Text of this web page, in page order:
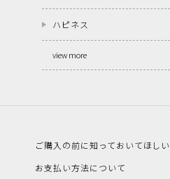
ハピネス
view more
ご購入の前に知っておいてほし
お支払い方法について